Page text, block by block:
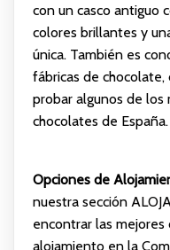
con un casco antiguo
colores brillantes y
única. También es
fábricas de
probar algunos de los
chocolates de España.
Opciones de
nuestra sección
encontrar las
alojamiento en la